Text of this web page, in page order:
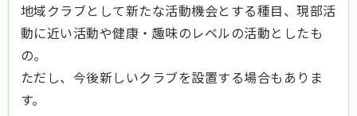
地域クラブとして新たな活動機会とする種目、現部活
動に近い活動や健康・趣味のレベルの活動としたも
の。
ただし、今後新しいクラブを設置する場合もありま
す。